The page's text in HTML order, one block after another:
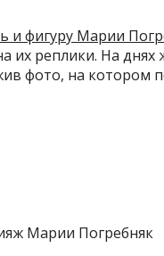
и фигуру Марии
их реплики. На днях
фото, на котором
Марии Погребняк